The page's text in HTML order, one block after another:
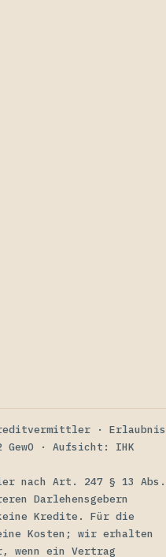
· Erlaubnis
·
Aufsicht: IHK
nach Art. 247 § 13 Abs.
Darlehensgebern
keine Kredite. Für die
Kosten; wir erhalten
wenn ein Vertrag